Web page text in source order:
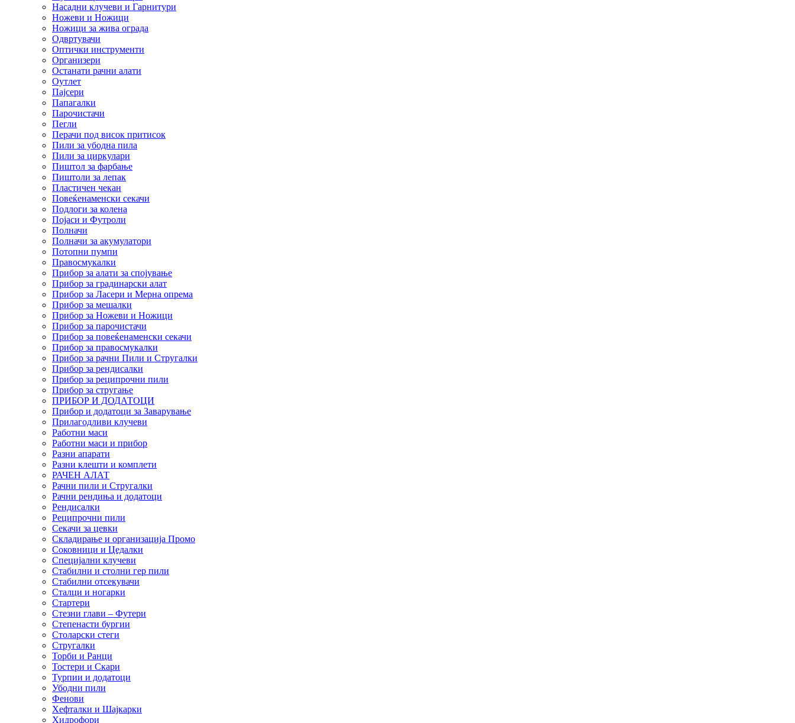
Насадни клучеви и Гарнитури
Ножеви и Ножици
Ножици за жива ограда
Одвртувачи
Оптички инструменти
Организери
Останати рачни алати
Оутлет
Пајсери
Папагалки
Парочистачи
Пегли
Перачи под висок притисок
Пили за убодна пила
Пили за циркулари
Пиштол за фарбање
Пиштоли за лепак
Пластичен чекан
Повеќенаменски секачи
Подлоги за колена
Појаси и Футроли
Полначи
Полначи за акумулатори
Потопни пумпи
Правосмукалки
Прибор за алати за спојување
Прибор за градинарски алат
Прибор за Ласери и Мерна опрема
Прибор за мешалки
Прибор за Ножеви и Ножици
Прибор за парочистачи
Прибор за повеќенаменски секачи
Прибор за правосмукалки
Прибор за рачни Пили и Стругалки
Прибор за рендисалки
Прибор за реципрочни пили
Прибор за стругање
ПРИБОР И ДОДАТОЦИ
Прибор и додатоци за Заварување
Прилагодливи клучеви
Работни маси
Работни маси и прибор
Разни апарати
Разни клешти и комплети
РАЧЕН АЛАТ
Рачни пили и Стругалки
Рачни рендиња и додатоци
Рендисалки
Реципрочни пили
Секачи за цевки
Складирање и организација Промо
Соковници и Цедалки
Специјални клучеви
Стабилни и столни гер пили
Стабилни отсекувачи
Сталци и ногарки
Стартери
Стезни глави – Футери
Степенасти бургии
Столарски стеги
Стругалки
Торби и Ранци
Тостери и Скари
Турпии и додатоци
Убодни пили
Фенови
Хефталки и Шајкарки
Хидрофори